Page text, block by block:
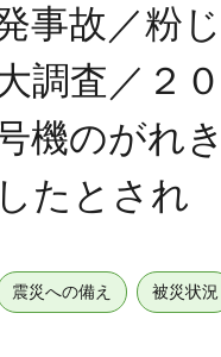
事故／粉
調査／２
機のがれ
たとされ
震災への備え 被災状況